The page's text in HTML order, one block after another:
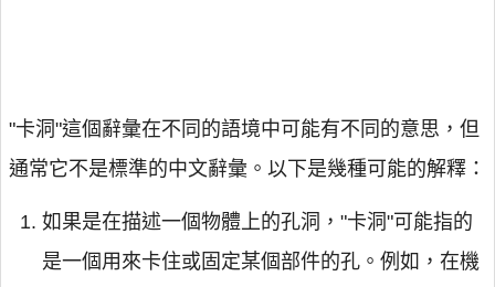
"卡洞"這個辭彙在不同的語境中可能有不同的意思，但
通常它不是標準的中文辭彙。以下是幾種可能的解釋：
如果是在描述一個物體上的孔洞，"卡洞"可能指的
是一個用來卡住或固定某個部件的孔。例如，在機